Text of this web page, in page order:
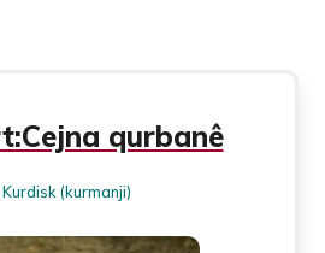
qurbanê
Kurdisk (kurmanji)